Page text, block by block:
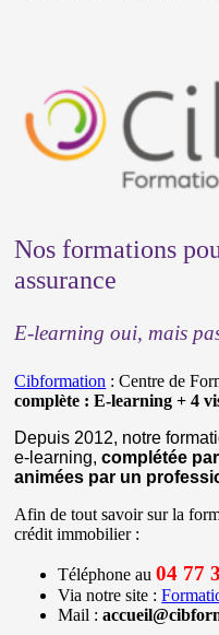
Nos formations
assurance
E-learning oui, mais
Cibformation : Centre de
complète : E-learning + 4
Depuis 2012, notre
e-learning,complétée
animées par un
Afin de tout savoir sur la
crédit immobilier :
Téléphone au04 77
Via notre site :
Mail :